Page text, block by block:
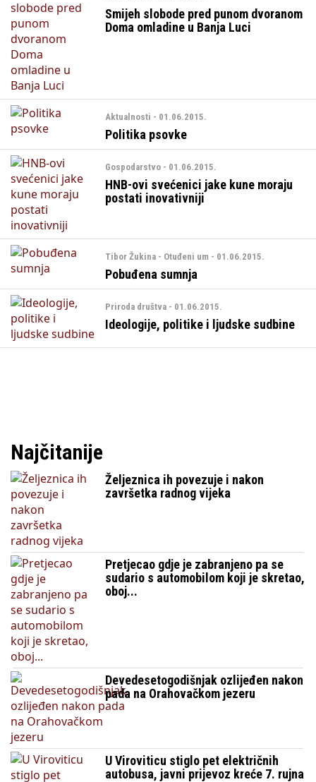
Smijeh slobode pred punom dvoranom
Doma omladine u Banja Luci
Aktualnosti - 01.06.2015.
Politika psovke
Gospodarstvo - 01.06.2015.
HNB-ovi svećenici jake kune moraju
postati inovativniji
Tibor Žukina - Otuđeni um - 01.06.2015.
Pobuđena sumnja
Priroda društva - 01.06.2015.
Ideologije, politike i ljudske sudbine
Najčitanije
Željeznica ih povezuje i nakon
završetka radnog vijeka
Pretjecao gdje je zabranjeno pa se
sudario s automobilom koji je skretao,
oboj...
Devedesetogodišnjak ozlijeđen nakon
pada na Orahovačkom jezeru
U Viroviticu stiglo pet električnih
autobusa, javni prijevoz kreće 7. rujna